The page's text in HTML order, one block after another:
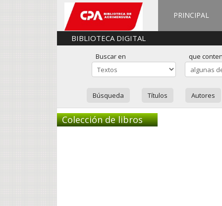
PRINCIPAL
BIBLIOTECA DIGITAL
Buscar en que
Búsqueda Títulos Autores
Colección de libros